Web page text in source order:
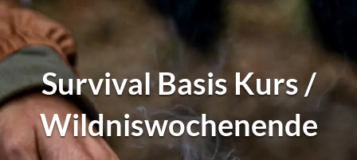
Survival Basis Kurs /
Wildniswochenende